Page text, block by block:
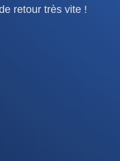
retour très vite !